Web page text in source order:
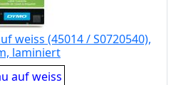
weiss (45014 / S0720540),
laminiert
auf weiss